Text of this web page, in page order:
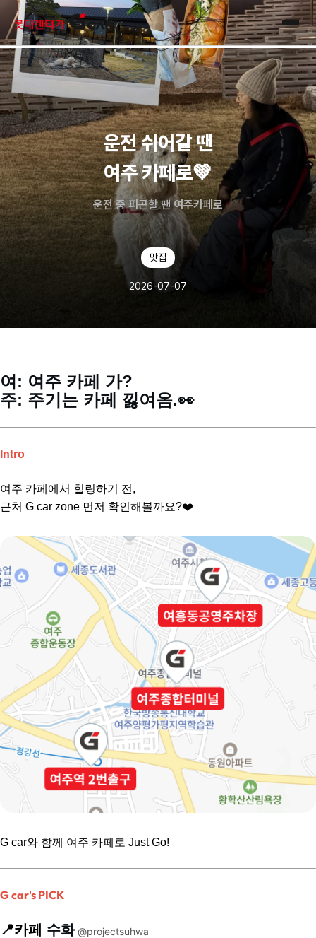
skip navigation
전체
운전 쉬어갈 땐
여주 카페로💚
운전 중 피곤할 땐 여주카페로
맛집
2026-07-07
여: 여주 카페 가?
주: 주기는 카페 낋여옴.👀
Intro
여주 카페에서 힐링하기 전,
근처 G car zone 먼저 확인해볼까요?❤️
G car와 함께 여주 카페로 Just Go!
G car's PICK
📍카페 수화 @projectsuhwa